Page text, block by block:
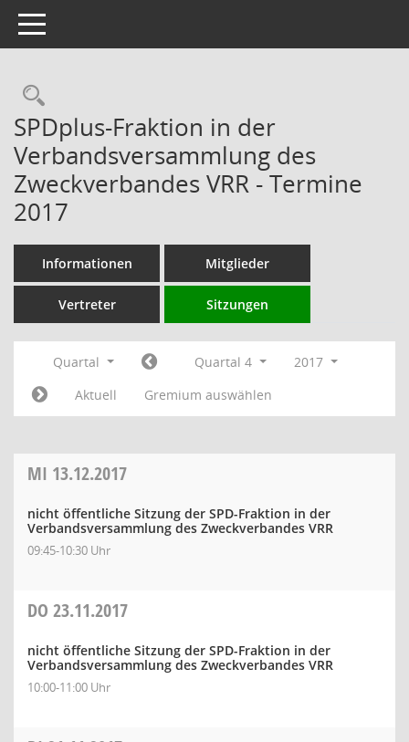
Toggle navigation
Rechercheauswahl
SPDplus-Fraktion in der
Verbandsversammlung des
Zweckverbandes VRR - Termine
2017
Informationen Mitglieder
Vertreter Sitzungen
Quartal Quartal 4
2017
Aktuell
Gremium auswählen
MI 13.12.2017
nicht öffentliche Sitzung der SPD-Fraktion in der
Verbandsversammlung des Zweckverbandes VRR
09:45-10:30 Uhr
DO 23.11.2017
nicht öffentliche Sitzung der SPD-Fraktion in der
Verbandsversammlung des Zweckverbandes VRR
10:00-11:00 Uhr